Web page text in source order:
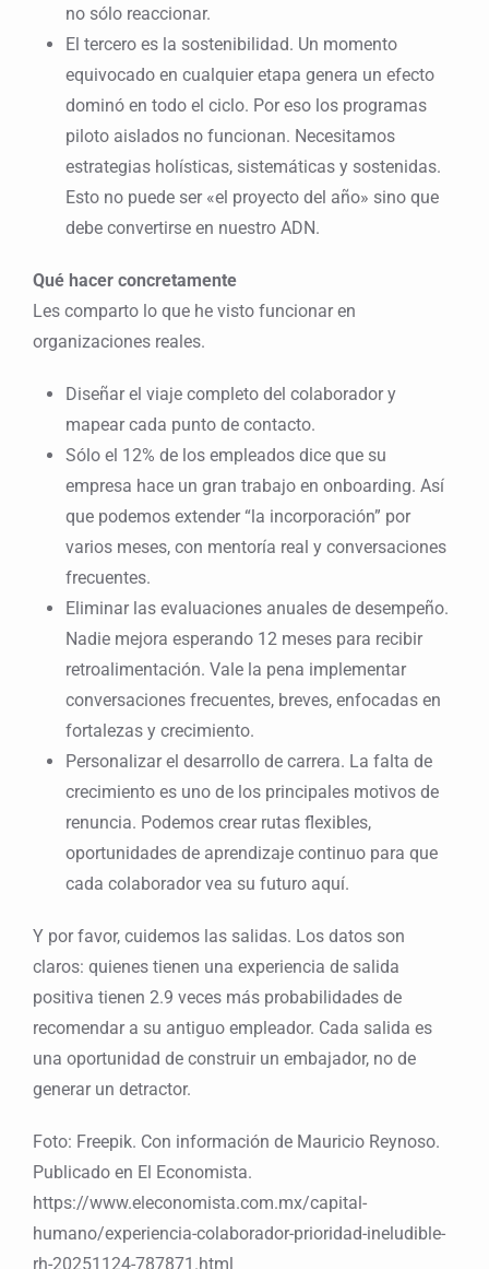
no sólo reaccionar.
El tercero es la sostenibilidad. Un momento
equivocado en cualquier etapa genera un efecto
dominó en todo el ciclo. Por eso los programas
piloto aislados no funcionan. Necesitamos
estrategias holísticas, sistemáticas y sostenidas.
Esto no puede ser «el proyecto del año» sino que
debe convertirse en nuestro ADN.
Qué hacer concretamente
Les comparto lo que he visto funcionar en
organizaciones reales.
Diseñar el viaje completo del colaborador y
mapear cada punto de contacto.
Sólo el 12% de los empleados dice que su
empresa hace un gran trabajo en onboarding. Así
que podemos extender “la incorporación” por
varios meses, con mentoría real y conversaciones
frecuentes.
Eliminar las evaluaciones anuales de desempeño.
Nadie mejora esperando 12 meses para recibir
retroalimentación. Vale la pena implementar
conversaciones frecuentes, breves, enfocadas en
fortalezas y crecimiento.
Personalizar el desarrollo de carrera. La falta de
crecimiento es uno de los principales motivos de
renuncia. Podemos crear rutas flexibles,
oportunidades de aprendizaje continuo para que
cada colaborador vea su futuro aquí.
Y por favor, cuidemos las salidas. Los datos son
claros: quienes tienen una experiencia de salida
positiva tienen 2.9 veces más probabilidades de
recomendar a su antiguo empleador. Cada salida es
una oportunidad de construir un embajador, no de
generar un detractor.
Foto: Freepik. Con información de Mauricio Reynoso.
Publicado en El Economista.
https://www.eleconomista.com.mx/capital-
humano/experiencia-colaborador-prioridad-ineludible-
rh-20251124-787871.html